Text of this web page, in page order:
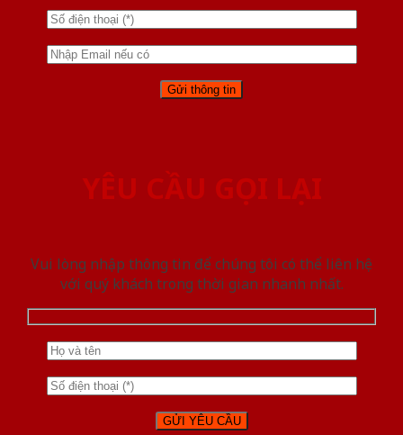
YÊU CẦU GỌI LẠI
Vui lòng nhập thông tin để chúng tôi có thể liên hệ
với quý khách trong thời gian nhanh nhất.